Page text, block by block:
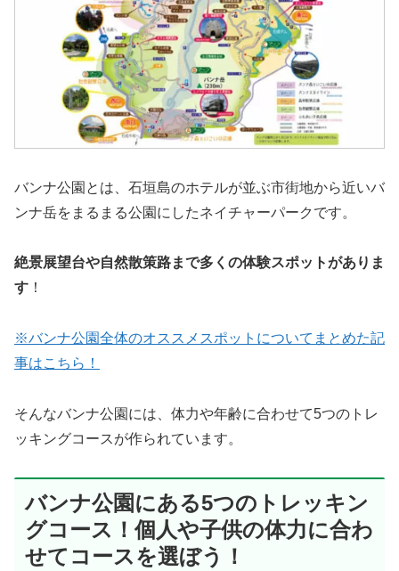
バンナ公園とは、石垣島のホテルが並ぶ市街地から近いバ
ンナ岳をまるまる公園にしたネイチャーパークです。
絶景展望台や自然散策路まで多くの体験スポットがありま
す ！
※バンナ公園全体のオススメスポットについてまとめた記
事はこちら！
そんなバンナ公園には、体力や年齢に合わせて5つのトレ
ッキングコースが作られています。
バンナ公園にある5つのトレッキン
グコース！個人や子供の体力に合わ
せてコースを選ぼう！